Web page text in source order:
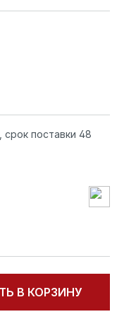
поставки 48
введите
В КОРЗИНУ